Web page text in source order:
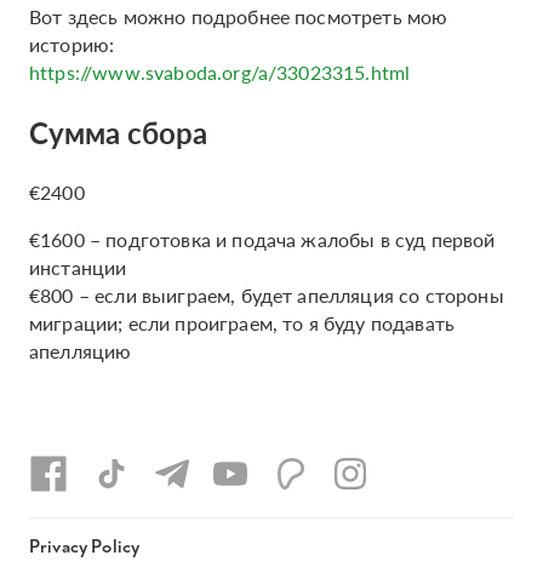
Вот здесь можно подробнее посмотреть мою
историю:
https://www.svaboda.org/a/33023315.html
Сумма сбора
€2400
€1600 – подготовка и подача жалобы в суд первой
инстанции
€800 – если выиграем, будет апелляция со стороны
миграции; если проиграем, то я буду подавать
апелляцию
Privacy Policy